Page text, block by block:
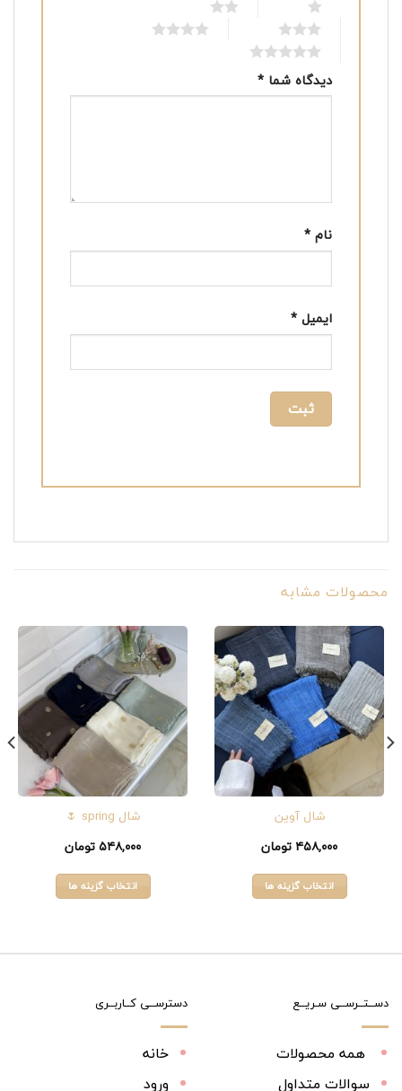
دیدگاه شما *
نام *
ایمیل *
محصولات مشابه
شال آوین
۴۵۸,۰۰۰ تومان
انتخاب گزینه ها
می
ها
ممکن
شال spring 🌷
۵۴۸,۰۰۰تومان
انتخاب گزینه ها
می
دســتــرســی سـریــع
همه محصولات
سوالات متداول
دسترســی کــاربــری
خانه
ورود